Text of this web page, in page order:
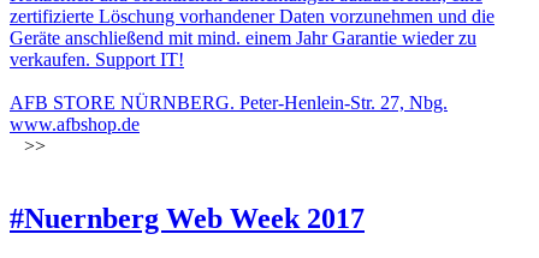
zertifizierte Löschung vorhandener Daten vorzunehmen und die
Geräte anschließend mit mind. einem Jahr Garantie wieder zu
verkaufen. Support IT!
AFB STORE NÜRNBERG. Peter-Henlein-Str. 27, Nbg.
www.afbshop.de
>>
#Nuernberg Web Week 2017